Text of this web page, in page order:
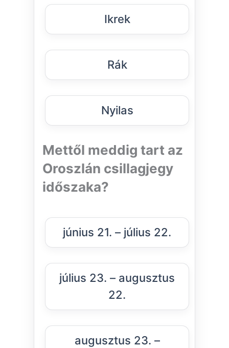
Ikrek
Rák
Nyilas
Mettől meddig tart az
Oroszlán csillagjegy
időszaka?
június 21. – július 22.
július 23. – augusztus
22.
augusztus 23. –